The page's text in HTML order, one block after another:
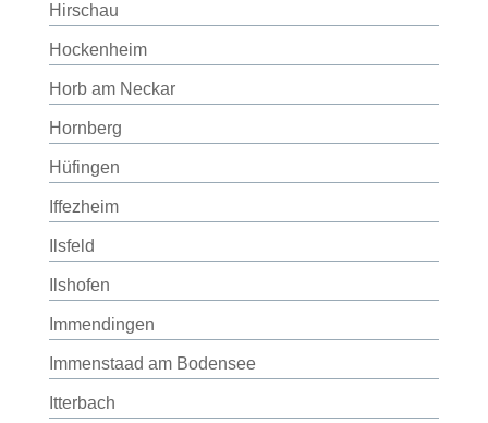
Hirschau
Hockenheim
Horb am Neckar
Hornberg
Hüfingen
Iffezheim
Ilsfeld
Ilshofen
Immendingen
Immenstaad am Bodensee
Itterbach